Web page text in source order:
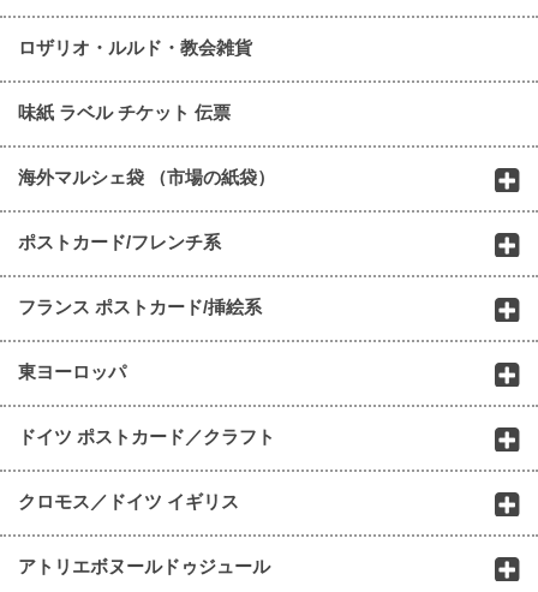
ロザリオ・ルルド・教会雑貨
味紙 ラベル チケット 伝票
海外マルシェ袋 （市場の紙袋）
ポストカード/フレンチ系
フランス ポストカード/挿絵系
東ヨーロッパ
ドイツ ポストカード／クラフト
クロモス／ドイツ イギリス
アトリエボヌールドゥジュール